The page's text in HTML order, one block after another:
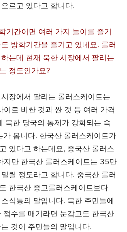
르고 있다고 합니다.
기간이면 여러 가지 놀이를 즐기
방학기간을 즐기고 있네요. 롤러
는데 현재 북한 시장에서 팔리는
정도인가요?
장에서 팔리는 롤러스케이트는
로 비싼 것과 싼 것 등 여러 가격
북한 당국의 통제가 강화되는 속
봅니다. 한국산 롤러스케이트가
있다고 하는데요, 중국산 롤러스
지만 한국산 롤러스케이트는 35만
릴 정도라고 합니다. 중국산 롤러
한국산 중고롤러스케이트보다
식통의 말입니다. 북한 주민들에
수를 매기라면 눈감고도 한국산
것이 주민들의 말입니다.